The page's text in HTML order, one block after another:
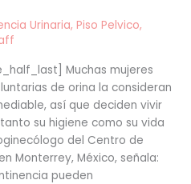
Urinaria, Piso Pelvico,
Muchas mujeres
de orina la consideran
así que deciden vivir
su higiene como su vida
del Centro de
Monterrey, México, señala:
pueden